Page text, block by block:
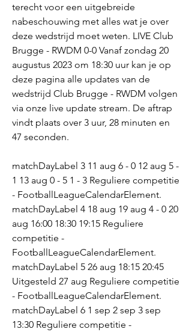
terecht voor een uitgebreide
nabeschouwing met alles wat je over
deze wedstrijd moet weten. LIVE Club
Brugge - RWDM 0-0 Vanaf zondag 20
augustus 2023 om 18:30 uur kan je op
deze pagina alle updates van de
wedstrijd Club Brugge - RWDM volgen
via onze live update stream. De aftrap
vindt plaats over 3 uur, 28 minuten en
47 seconden.
matchDayLabel 3 11 aug 6 - 0 12 aug 5 -
1 13 aug 0 - 5 1 - 3 Reguliere competitie
- FootballLeagueCalendarElement.
matchDayLabel 4 18 aug 19 aug 4 - 0 20
aug 16:00 18:30 19:15 Reguliere
competitie -
FootballLeagueCalendarElement.
matchDayLabel 5 26 aug 18:15 20:45
Uitgesteld 27 aug Reguliere competitie
- FootballLeagueCalendarElement.
matchDayLabel 6 1 sep 2 sep 3 sep
13:30 Reguliere competitie -